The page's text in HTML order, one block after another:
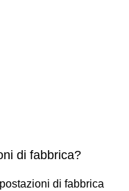
di fabbrica?
di fabbrica